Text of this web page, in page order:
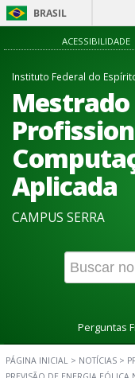
BRASIL
ACESSIBILIDADE
Instituto Federal do
Mestrado
Aplicada
CAMPUS SERRA
Perguntas
PÁGINA INICIAL > NOTÍCIAS >